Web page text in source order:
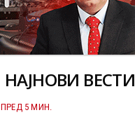
НАЈНОВИ ВЕСТИ
ПРЕД 5 МИН.